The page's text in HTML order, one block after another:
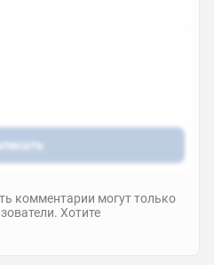
комментарии могут только
Хотите